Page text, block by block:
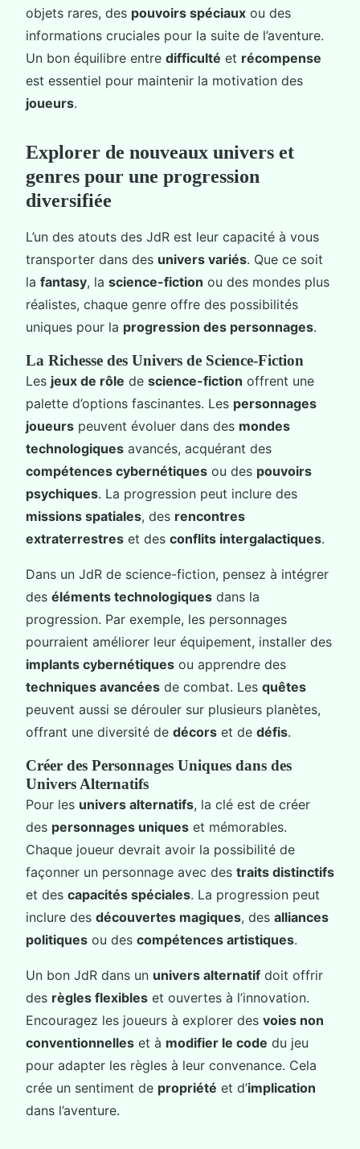
objets rares, des pouvoirs spéciaux ou des
informations cruciales pour la suite de l’aventure.
Un bon équilibre entre difficulté et récompense
est essentiel pour maintenir la motivation des
joueurs.
Explorer de nouveaux univers et
genres pour une progression
diversifiée
L’un des atouts des JdR est leur capacité à vous
transporter dans des univers variés. Que ce soit
la fantasy, la science-fiction ou des mondes plus
réalistes, chaque genre offre des possibilités
uniques pour la progression des personnages.
La Richesse des Univers de Science-Fiction
Les jeux de rôle de science-fiction offrent une
palette d’options fascinantes. Les personnages
joueurs peuvent évoluer dans des mondes
technologiques avancés, acquérant des
compétences cybernétiques ou des pouvoirs
psychiques. La progression peut inclure des
missions spatiales, des rencontres
extraterrestres et des conflits intergalactiques.
Dans un JdR de science-fiction, pensez à intégrer
des éléments technologiques dans la
progression. Par exemple, les personnages
pourraient améliorer leur équipement, installer des
implants cybernétiques ou apprendre des
techniques avancées de combat. Les quêtes
peuvent aussi se dérouler sur plusieurs planètes,
offrant une diversité de décors et de défis.
Créer des Personnages Uniques dans des
Univers Alternatifs
Pour les univers alternatifs, la clé est de créer
des personnages uniques et mémorables.
Chaque joueur devrait avoir la possibilité de
façonner un personnage avec des traits distinctifs
et des capacités spéciales. La progression peut
inclure des découvertes magiques, des alliances
politiques ou des compétences artistiques.
Un bon JdR dans un univers alternatif doit offrir
des règles flexibles et ouvertes à l’innovation.
Encouragez les joueurs à explorer des voies non
conventionnelles et à modifier le code du jeu
pour adapter les règles à leur convenance. Cela
crée un sentiment de propriété et d’implication
dans l’aventure.